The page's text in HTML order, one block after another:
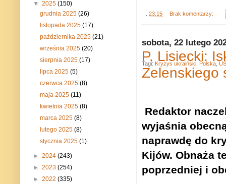
23:15 Brak komentarzy:
sobota, 22 lutego
P. Lisiecki:
Zelenskiego
Redaktor
wyjaśnia
naprawdę do
Kijów. Obnaża
poprzedniej i
Tagi: Kryzys ukraiński Polska
▼ 2025 (150)
grudnia 2025(26)
listopada 2025(17)
października 2025(21)
września 2025(20)
sierpnia 2025(17)
lipca 2025(5)
czerwca 2025(8)
maja 2025(11)
kwietnia 2025(8)
marca 2025(8)
lutego 2025(8)
stycznia 2025(1)
► 2024 (243)
► 2023 (254)
► 2022 (335)